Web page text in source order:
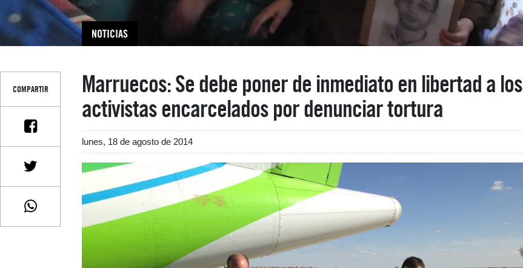
NOTICIAS
Marruecos: Se debe poner de inmediato en libertad a los
activistas encarcelados por denunciar tortura
lunes, 18 de agosto de 2014
COMPARTIR